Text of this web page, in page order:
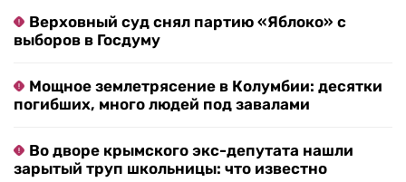
Верховный суд снял партию «Яблоко» с
выборов в Госдуму
Мощное землетрясение в Колумбии: десятки
погибших, много людей под завалами
Во дворе крымского экс-депутата нашли
зарытый труп школьницы: что известно